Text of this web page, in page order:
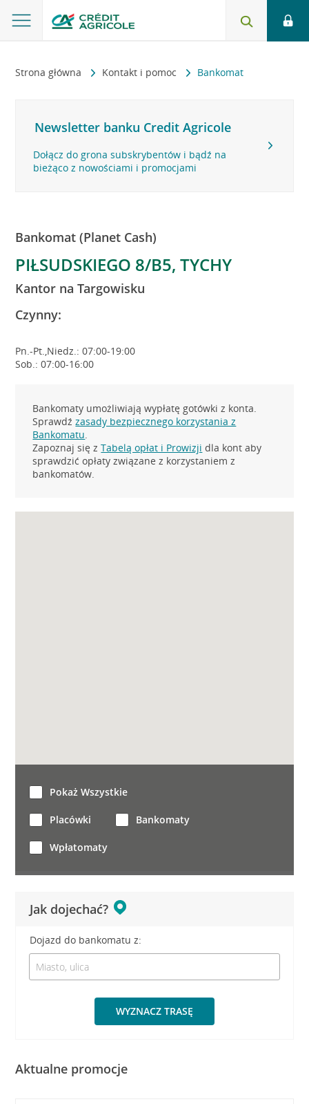
Strona główna Kontakt i pomoc Bankomat
Newsletter banku Credit Agricole
Dołącz do grona subskrybentów i bądź na
bieżąco z nowościami i promocjami
Bankomat (Planet Cash)
PIŁSUDSKIEGO 8/B5, TYCHY
Kantor na Targowisku
Czynny:
Pn.-Pt.,Niedz.: 07:00-19:00
Sob.: 07:00-16:00
Bankomaty umożliwiają wypłatę gotówki z konta.
Sprawdźzasady bezpiecznego korzystania z
Bankomatu.
Zapoznaj się zTabelą opłat i Prowizji dla kont aby
sprawdzić opłaty związane z korzystaniem z
bankomatów.
Jak dojechać?
Dojazd do bankomatu z:
WYZNACZ TRASĘ
Pokaż Wszystkie
Placówki Bankomaty
Wpłatomaty
Aktualne promocje